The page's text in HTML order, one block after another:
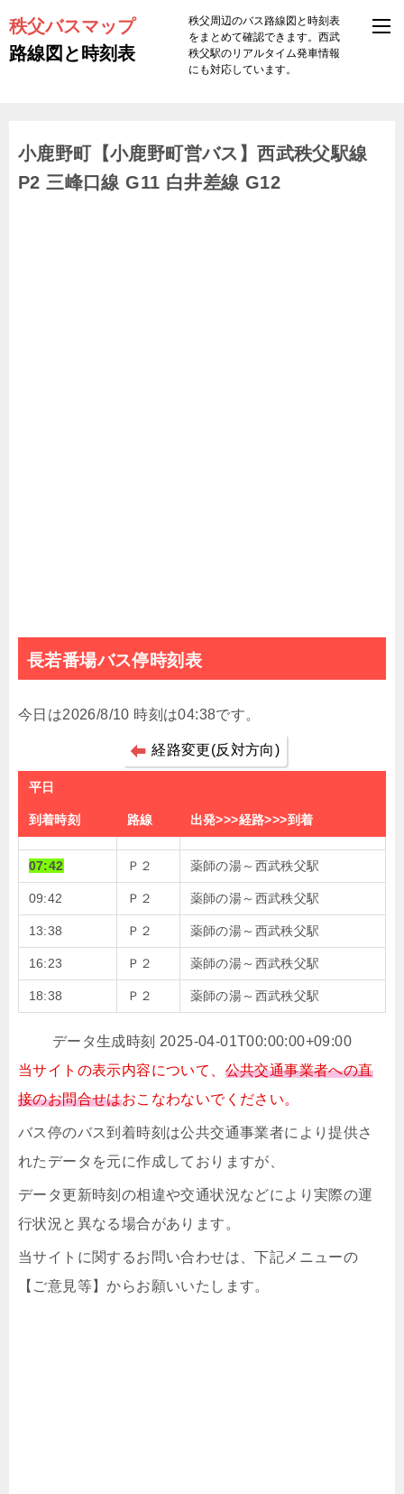
秩父バスマップ
路線図と時刻表
秩父周辺のバス路線図と時刻表
をまとめて確認できます。西武
秩父駅のリアルタイム発車情報
にも対応しています。
小鹿野町【小鹿野町営バス】西武秩父駅線
P2 三峰口線 G11 白井差線 G12
長若番場バス停時刻表
今日は2026/8/10 時刻は04:38です。
経路変更(反対方向)
平日
到着時刻 路線 出発>>>経路>>>到着
07:42 Ｐ２ 薬師の湯～西武秩父駅
09:42 Ｐ２ 薬師の湯～西武秩父駅
13:38 Ｐ２ 薬師の湯～西武秩父駅
16:23 Ｐ２ 薬師の湯～西武秩父駅
18:38 Ｐ２ 薬師の湯～西武秩父駅
データ生成時刻 2025-04-01T00:00:00+09:00
当サイトの表示内容について、 公共交通事業者への直
接のお問合せはおこなわないでください。
バス停のバス到着時刻は公共交通事業者により提供さ
れたデータを元に作成しておりますが、
データ更新時刻の相違や交通状況などにより実際の運
行状況と異なる場合があります。
当サイトに関するお問い合わせは、下記メニューの
【ご意見等】からお願いいたします。